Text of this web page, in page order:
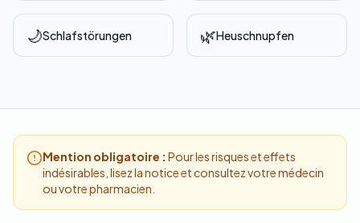
🌙Schlafstörungen 🌿Heuschnupfen
Mention obligatoire : Pour les risques et effets
indésirables, lisez la notice et consultez votre médecin
ou votre pharmacien.